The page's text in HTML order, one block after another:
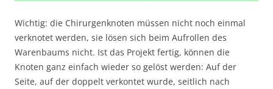
Wichtig: die Chirurgenknoten müssen nicht noch einmal
verknotet werden, sie lösen sich beim Aufrollen des
Warenbaums nicht. Ist das Projekt fertig, können die
Knoten ganz einfach wieder so gelöst werden: Auf der
Seite, auf der doppelt verkontet wurde, seitlich nach